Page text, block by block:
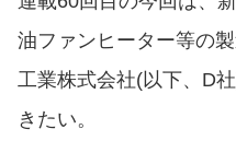
油ファンヒーター等の
工業株式会社(以下、D
きたい。